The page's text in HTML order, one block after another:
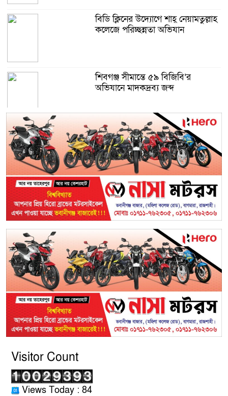
বিডি ক্লিনের উদ্যোগে শাহ্ নেয়ামতুল্লাহ
কলেজে পরিচ্ছন্নতা অভিযান
শিবগঞ্জ সীমান্তে ৫৯ বিজিবি’র
অভিযানে মাদকদ্রব্য জব্দ
আত্রাইয়ে সিংসাড়া-ইব্রাহিম নগর দাড়ির
ওপর সরু ব্রিজের স্থলে প্রশস্ত ব্রিজ
নির্মাণের দাবি এলাকাবাসীর
মান্দায় ২৯৬ পিস ফেন্সিডিলসহ দুই
মাদক কারবারি আটক
আত্রাইয়ে ২০ লাখ টাকা মূল্যের ট্রাক্টর
চুরি
বাঘা পৌরসভার উন্নয়নে পাঁচটি
প্রকল্পের উদ্বোধন করলেন সংসদ
সদস্য আবু সাঈদ চাঁদ
Visitor Count
Views Today : 84